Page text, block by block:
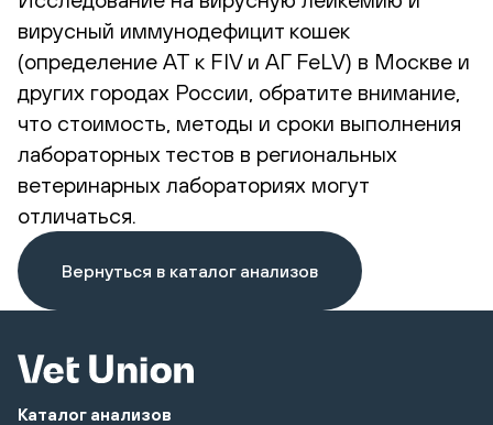
вирусный иммунодефицит кошек
(определение АТ к FIV и АГ FeLV) в Москве и
других городах России, обратите внимание,
что стоимость, методы и сроки выполнения
лабораторных тестов в региональных
ветеринарных лабораториях могут
отличаться.
Вернуться в каталог анализов
Каталог анализов